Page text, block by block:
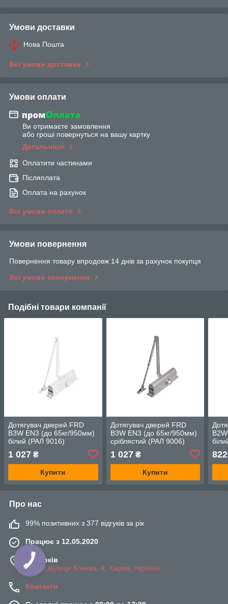
Умови доставки
Нова Пошта
Всі умови доставки
Умови оплати
Ви отримаєте замовлення
або гроші повернуться на вашу картку
Детальніше
Оплатити частинами
Післяплата
Оплата на рахунок
Всі умови оплати
Умови повернення
Повернення товару впродовж 14 днів за рахунок покупця
Всі умови повернення
Подібні товари компанії
Дотягувач дверей FRD
B3W EN3 (до 65кг/950мм)
білий (РАЛ 9016)
1 027 ₴
Купити
Дотягувач дверей FRD
B3W EN3 (до 65кг/950мм)
сріблястий (РАЛ 9006)
1 027₴
Купити
822
Про нас
99% позитивних з 377 відгуків за рік
Працює з 12.05.2020
м. Харків
61052,вулиця Конєва, 4, Харків, Україна
Контакти